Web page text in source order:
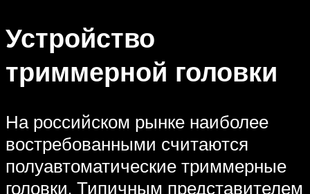
Устройство
триммерной головки
На российском рынке наиболее
востребованными считаются
полуавтоматические триммерные
головки. Типичным представителем